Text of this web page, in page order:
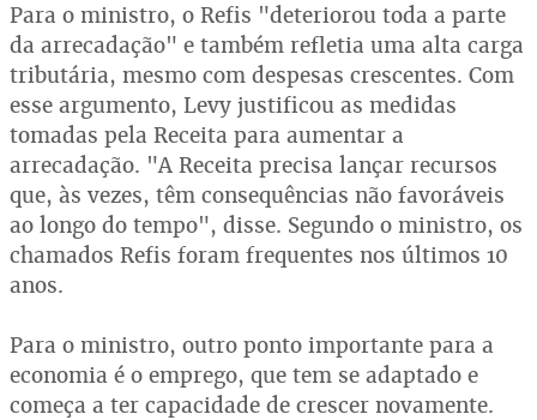
Para o ministro, o Refis "deteriorou toda a parte
da arrecadação" e também refletia uma alta carga
tributária, mesmo com despesas crescentes. Com
esse argumento, Levy justificou as medidas
tomadas pela Receita para aumentar a
arrecadação. "A Receita precisa lançar recursos
que, às vezes, têm consequências não favoráveis
ao longo do tempo", disse. Segundo o ministro, os
chamados Refis foram frequentes nos últimos 10
anos.
Para o ministro, outro ponto importante para a
economia é o emprego, que tem se adaptado e
começa a ter capacidade de crescer novamente.